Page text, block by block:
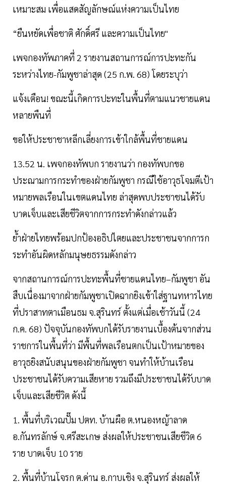
เหมาะสม เพื่อแสดสัญลักษณ์แห่งความเป็นไทย
“ยืนหยัดเพื่อชาติ ศักดิ์ศรี และความเป็นไทย"
เพจกองทัพภาคที่ 2 รายงานสถานการณ์การปะทะกัน
ระหว่างไทย-กัมพูชาล่าสุด (25 ก.พ. 68) โดยระบุว่า
แจ้งเตือน! ขณะนี้เกิดการปะทะในพื้นที่ตามแนวชายแดน
หลายพืนที่
ขอให้ประชาชาหลีกเลี่ยงการเข้าใกล้พื้นที่ชายแดน
13.52 น. เพจกองทัพบก รายงานว่า กองทัพบกขอ
ประณามการกระทำของฝ่ายกัมพูชา กรณีใช้อาวุธโจมตีเป้า
หมายพลเรือนในเขตแดนไทย ล่าสุดพบประชาชนได้รับ
บาดเจ็บและเสียชีวิตจากการกระทำดังกล่าวแล้ว
ย้ำฝ่ายไทยพร้อมปกป้องอธิปไตยและประชาชนจากการก
ระทำอันผิดหลักมนุษยธรรมดังกล่าว
จากสถานการณ์การปะทะพื้นที่ชายแดนไทย–กัมพูชา อัน
สืบเนื่องมาจากฝ่ายกัมพูชาเปิดฉากยิงเข้าใส่ฐานทหารไทย
ที่ปราสาทตาเมือนธม จ.สุรินทร์ ตั้งแต่เมื่อเช้าวันนี้ (24
ก.ค. 68) ปัจจุบันกองทัพบกได้รับรายงานเบื้องต้นจากส่วน
ราชการในพื้นที่ว่า มีพื้นที่พลเรือนตกเป็นเป้าหมายของ
อาวุธยิงสนับสนุนของฝ่ายกัมพูชา จนทำให้บ้านเรือน
ประชาชนได้รับความเสียหาย รวมถึงมีประชาชนได้รับบาด
เจ็บและเสียชีวิต ดังนี้
1. พื้นที่บริเวณปั๊ม ปตท. บ้านผือ ต.หนองหญ้าลาด
อ.กันทรลักษ์ จ.ศรีสะเกษ ส่งผลให้ประชาชนเสียชีวิต 6
ราย บาดเจ็บ 10 ราย
2. พื้นที่บ้านโจรก ต.ด่าน อ.กาบเชิง จ.สุรินทร์ ส่งผลให้